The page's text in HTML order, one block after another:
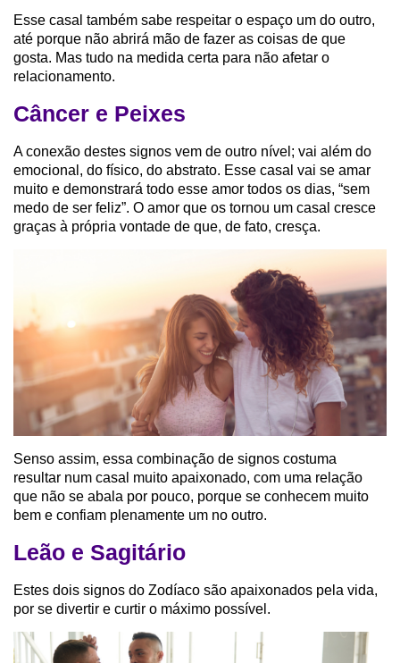
Esse casal também sabe respeitar o espaço um do outro,
até porque não abrirá mão de fazer as coisas de que
gosta. Mas tudo na medida certa para não afetar o
relacionamento.
Câncer e Peixes
A conexão destes signos vem de outro nível; vai além do
emocional, do físico, do abstrato. Esse casal vai se amar
muito e demonstrará todo esse amor todos os dias, “sem
medo de ser feliz”. O amor que os tornou um casal cresce
graças à própria vontade de que, de fato, cresça.
Senso assim, essa combinação de signos costuma
resultar num casal muito apaixonado, com uma relação
que não se abala por pouco, porque se conhecem muito
bem e confiam plenamente um no outro.
Leão e Sagitário
Estes dois signos do Zodíaco são apaixonados pela vida,
por se divertir e curtir o máximo possível.